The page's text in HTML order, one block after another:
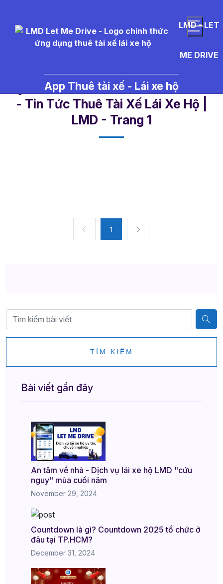
LMD - LET
ME DRIVE
App Thuê tài xế - Lái xe hộ
- Tin Tức Thuê Tài Xế Lái Xe Hộ |
LMD - Trang 1​
1
TÌM KIẾM
Bài viết gần đây
An tâm về nhà - Dịch vụ lái xe hộ LMD "cứu
nguy" mùa cuối năm
November 29, 2024
Countdown là gì? Countdown 2025 tổ chức ở
đâu tại TP.HCM?
December 31, 2024